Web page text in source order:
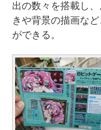
出の数々を搭載し
きや背景の描画な
ができる。